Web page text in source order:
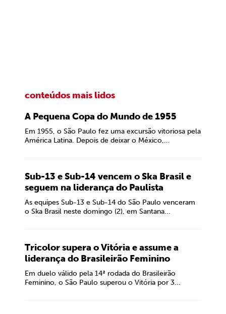
conteúdos mais lidos
A Pequena Copa do Mundo de 1955
Em 1955, o São Paulo fez uma excursão vitoriosa pela
América Latina. Depois de deixar o México,...
Sub-13 e Sub-14 vencem o Ska Brasil e
seguem na liderança do Paulista
As equipes Sub-13 e Sub-14 do São Paulo venceram
o Ska Brasil neste domingo (2), em Santana...
Tricolor supera o Vitória e assume a
liderança do Brasileirão Feminino
Em duelo válido pela 14ª rodada do Brasileirão
Feminino, o São Paulo superou o Vitória por 3...